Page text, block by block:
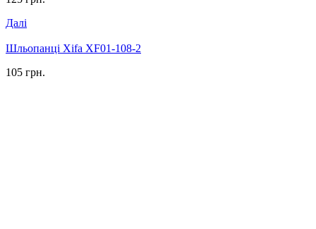
Далі
Шльопанці Xifa XF01-108-2
105 грн.